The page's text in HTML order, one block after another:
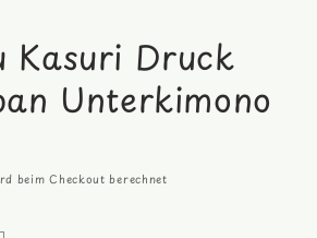
Kasuri Druck
Unterkimono
beim Checkout berechnet